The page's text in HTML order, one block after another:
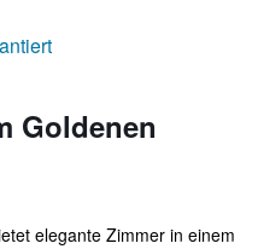
Goldenen
elegante Zimmer in einem